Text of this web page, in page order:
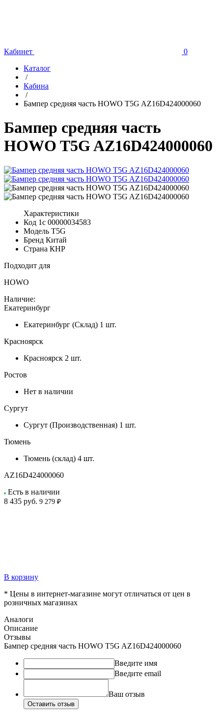
Кабинет
0
Каталог
/
Кабина
/
Бампер средняя часть HOWO T5G AZ16D424000060
Бампер средняя часть
HOWO T5G AZ16D424000060
Характеристики
Код 1с 00000034583
Модель T5G
Бренд Китай
Страна КНР
Подходит для
HOWO
Наличие:
Екатеринбург
Екатеринбург (Склад) 1 шт.
Красноярск
Красноярск 2 шт.
Ростов
Нет в наличии
Сургут
Сургут (Производственная) 1 шт.
Тюмень
Тюмень (склад) 4 шт.
AZ16D424000060
Есть в наличии
8 435 руб. 9 279 ₽
В корзину
* Цены в интернет-магазине могут отличаться от цен в
розничных магазинах
Аналоги
Описание
Отзывы
Бампер средняя часть HOWO T5G AZ16D424000060
Введите имя
Введите email
Ваш отзыв
Оставить отзыв